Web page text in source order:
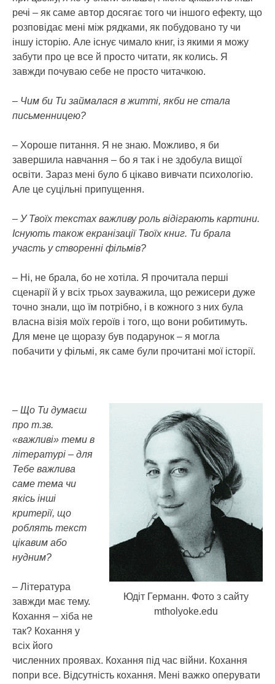
речі – як саме автор досягає того чи іншого ефекту, що
розповідає мені між рядками, як побудовано ту чи
іншу історію. Але існує чимало книг, із якими я можу
забути про це все й просто читати, як колись. Я
завжди почуваю себе не просто читачкою.
– Чим би Ти займалася в житті, якби не стала
письменницею?
– Хороше питання. Я не знаю. Можливо, я би
завершила навчання – бо я так і не здобула вищої
освіти. Зараз мені було б цікаво вивчати психологію.
Але це суцільні припущення.
– У Твоїх текстах важливу роль відіграють картини.
Існують також екранізації Твоїх книг. Ти брала
участь у створенні фільмів?
– Ні, не брала, бо не хотіла. Я прочитала перші
сценарії й у всіх трьох зауважила, що режисери дуже
точно знали, що їм потрібно, і в кожного з них була
власна візія моїх героїв і того, що вони робитимуть.
Для мене це щоразу був подарунок – я могла
побачити у фільмі, як саме були прочитані мої історії.
Юдіт Германн. Фото з сайту
mtholyoke.edu
– Що Ти думаєш
про т.зв.
«важливі» теми в
літературі – для
Тебе важлива
саме тема чи
якісь інші
критерії, що
роблять текст
цікавим або
нудним?
– Література
завжди має тему.
Кохання – хіба не
так? Кохання у
всіх його
численних проявах. Кохання під час війни. Кохання
попри все. Відсутність кохання. Мені важко оперувати